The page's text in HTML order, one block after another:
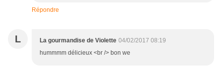
Répondre
L La gourmandise de Violette 04/02/2017 08:19
hummmm délicieux <br /> bon we